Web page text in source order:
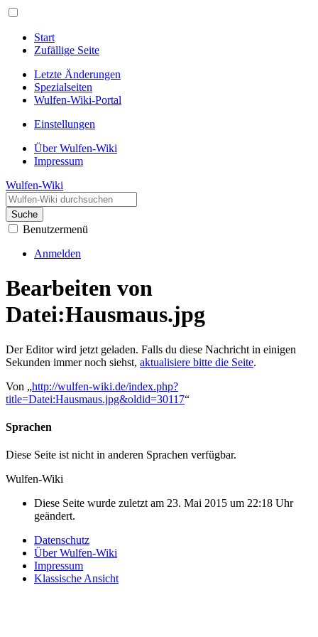
Start
Zufällige Seite
Letzte Änderungen
Spezialseiten
Wulfen-Wiki-Portal
Einstellungen
Über Wulfen-Wiki
Impressum
Wulfen-Wiki
Suche
Benutzermenü
Anmelden
Bearbeiten von
Datei:Hausmaus.jpg
Der Editor wird jetzt geladen. Falls du diese Nachricht in einigen
Sekunden immer noch siehst, aktualisiere bitte die Seite.
Von „http://wulfen-wiki.de/index.php?
title=Datei:Hausmaus.jpg&oldid=30117“
Sprachen
Diese Seite ist nicht in anderen Sprachen verfügbar.
Wulfen-Wiki
Diese Seite wurde zuletzt am 23. Mai 2015 um 22:18 Uhr
geändert.
Datenschutz
Über Wulfen-Wiki
Impressum
Klassische Ansicht